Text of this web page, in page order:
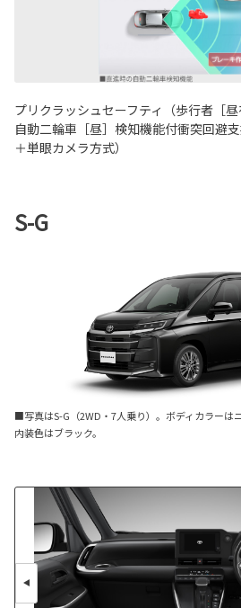
プリクラッシュセーフティ（歩行者［
自動二輪車［昼］検知機能付衝突回避
＋単眼カメラ方式）
S-G
■写真はS-G（2WD・7人乗り）。ボディカラーは
内装色はブラック。